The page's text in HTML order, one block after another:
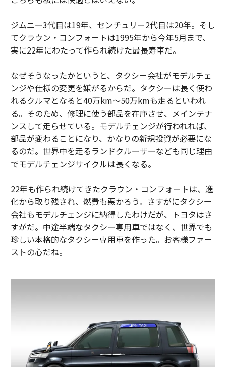
ジムニー3代目は19年、センチュリー2代目は20年。そし
てクラウン・コンフォートは1995年から今年5月まで、
実に22年にわたって作られ続けた最長寿車だ。
なぜそうなったかというと、タクシー会社がモデルチェ
ンジや仕様の変更を嫌がるからだ。タクシーは長く使わ
れるクルマとなると40万km〜50万kmも走るといわれ
る。そのため、修理に使う部品を在庫させ、メインテナ
ンスして走らせている。モデルチェンジが行われれば、
部品が変わることになり、かなりの新規投資が必要にな
るのだ。世界中を走るランドクルーザーなども同じ理由
でモデルチェンジサイクルは長くなる。
22年も作られ続けてきたクラウン・コンフォートは、進
化から取り残され、燃費も悪かろう。さすがにタクシー
会社もモデルチェンジに納得したわけだが、トヨタはさ
すがだ。中途半端なタクシー専用車ではなく、世界でも
珍しい本格的なタクシー専用車を作った。お客様ファー
ストの心だね。